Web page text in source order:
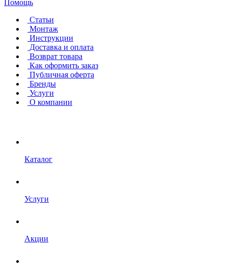
Помощь
Статьи
Монтаж
Инструкции
Доставка и оплата
Возврат товара
Как оформить заказ
Публичная оферта
Бренды
Услуги
О компании
Каталог
Услуги
Акции